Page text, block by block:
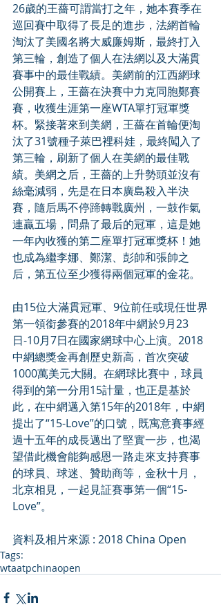
26歲的王薔可謂當打之年，她本賽季在
巡回賽中取得了長足的進步，法網首輪
淘汰了美國名將大威廉姆斯，最終打入
第三輪，創造了個人在法網以及大滿貫
賽事中的最佳戰績。美網前的江西網球
公開賽上，王薔在決賽中力克同胞鄭賽
賽，收獲生涯第一座WTA單打冠軍獎
杯。緊接著來到美網，王薔在首輪便淘
汰了31號種子萊巴裡科娃，最終闖入了
第三輪，刷新了個人在美網的最佳戰
績。美網之后，王薔的上升勢頭並沒有
絲毫減弱，先是在日本廣島殺入半決
賽，隨后馬不停蹄轉戰廣州，一鼓作氣
連贏五場，問鼎了最后的冠軍，這是她
一年內收獲的第二座單打冠軍獎杯！她
也成為繼李娜、鄭潔、彭帥和張帥之
后，第五位至少獲得兩個冠軍的金花。
由15位大滿貫冠軍、9位前任或現任世界
第一領銜參賽的2018年中網於9月23
日-10月7日在國家網球中心上演。2018
中網總獎金再創歷史新高，首次突破
1000萬美元大關。在網球比賽中，球員
得到的第一分用15計量，也正是基於
此，在中網邁入第15年的2018年，中網
提出了“15-Love”的口號，既寓意賽事經
過十五年的成長邁出了堅實一步，也渴
望借此機會能夠感恩一路走來支持賽事
的球員、球迷、贊助商等，金秋十月，
北京相見，一起見証賽事第一個“15-
Love”。
資料及相片來源 : 2018 China Open
Tags:
wtaatpchinaopen